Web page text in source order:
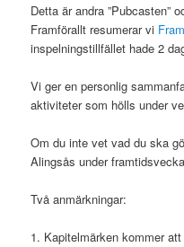
Detta är andra ”Pubcasten”
Framförallt resumerar vi
inspelningstillfället hade 2
Vi ger en personlig
aktiviteter som hölls under
Om du inte vet vad du ska
Alingsås under
Två anmärkningar:
1. Kapitelmärken kommer